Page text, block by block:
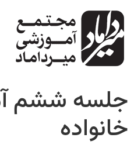
جلسه ششم
خانواده